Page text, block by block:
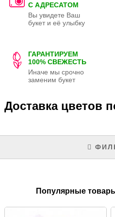
С АДРЕСАТОМ
Вы увидете Ваш
букет и её улыбку
ГАРАНТИРУЕМ
100% СВЕЖЕСТЬ
Иначе мы срочно
заменим букет
Доставка цветов
Популярные